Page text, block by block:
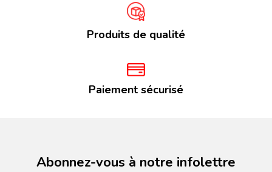
Produits de qualité
Paiement sécurisé
Abonnez-vous à notre infolettre